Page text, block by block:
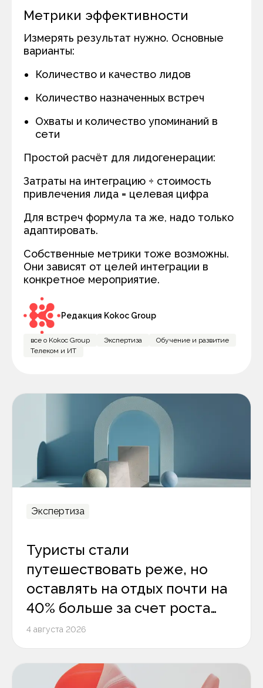
Метрики эффективности
Измерять результат нужно. Основные
варианты:
Количество и качество лидов
Количество назначенных встреч
Охваты и количество упоминаний в
сети
Простой расчёт для лидогенерации:
Затраты на интеграцию ÷ стоимость
привлечения лида = целевая цифра
Для встреч формула та же, надо только
адаптировать.
Собственные метрики тоже возможны.
Они зависят от целей интеграции в
конкретное мероприятие.
Редакция Kokoc Group
все о Kokoc Group Экспертиза
Обучение и развитие
Телеком и ИТ
Экспертиза
Туристы стали
путешествовать реже, но
оставлять на отдых почти на
40% больше за счет роста
среднего чека
4 августа 2026